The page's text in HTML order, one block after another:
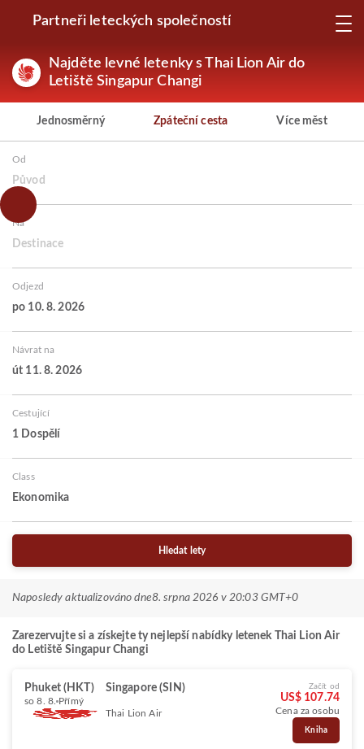
Partneři leteckých společností
Najděte levné letenky s Thai Lion Air do
Letiště Singapur Changi
Jednosměrný Zpáteční cesta Více měst
Od
Původ
Na
Destinace
Odjezd
po 10. 8. 2026
Návrat na
út 11. 8. 2026
Cestující
1 Dospělí
Class
Ekonomika
Hledat lety
Naposledy aktualizováno dne8. srpna 2026 v 20:03 GMT+0
Zarezervujte si a získejte ty nejlepší nabídky letenek Thai Lion Air
do Letiště Singapur Changi
Phuket (HKT) Singapore (SIN)
so 8. 8. Přímý
Thai Lion Air
Začít od
US$ 107.74
Cena za osobu
Kniha